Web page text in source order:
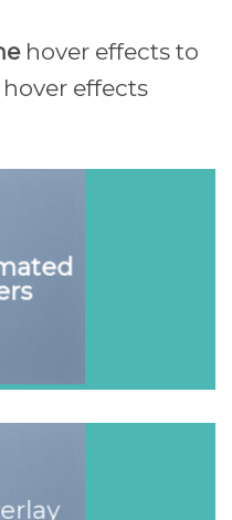
hover effects to
effects